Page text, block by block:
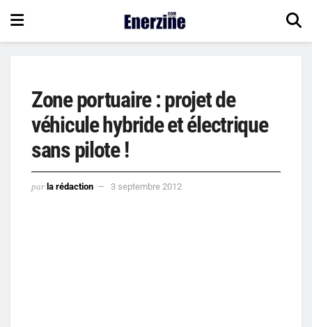
Zone portuaire : projet de
véhicule hybride et électrique
sans pilote !
par la rédaction 3 septembre 2012